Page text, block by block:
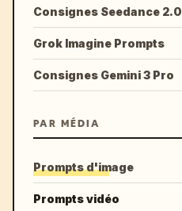
Consignes Seedance 2.0
Grok Imagine Prompts
Consignes Gemini 3 Pro
PAR MÉDIA
Prompts d'image
Prompts vidéo